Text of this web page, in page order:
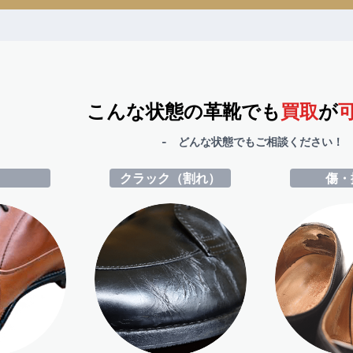
こんな状態の革靴でも買取が
- どんな状態でもご相談ください
クラック（割れ） 傷